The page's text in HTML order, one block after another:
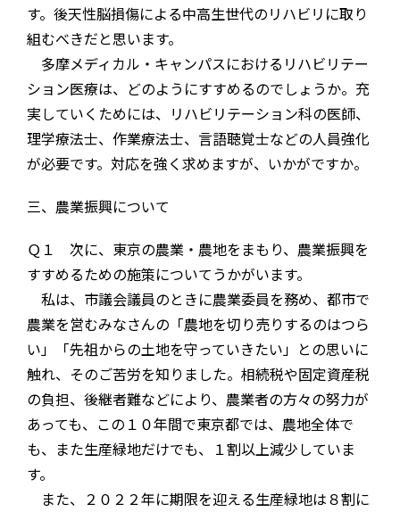
す。後天性脳損傷による中高生世代のリハビリに取り
組むべきだと思います。
多摩メディカル・キャンパスにおけるリハビリテー
ション医療は、どのようにすすめるのでしょうか。充
実していくためには、リハビリテーション科の医師、
理学療法士、作業療法士、言語聴覚士などの人員強化
が必要です。対応を強く求めますが、いかがですか。
三、農業振興について
Ｑ１ 次に、東京の農業・農地をまもり、農業振興を
すすめるための施策についてうかがいます。
私は、市議会議員のときに農業委員を務め、都市で
農業を営むみなさんの「農地を切り売りするのはつら
い」「先祖からの土地を守っていきたい」との思いに
触れ、そのご苦労を知りました。相続税や固定資産税
の負担、後継者難などにより、農業者の方々の努力が
あっても、この１０年間で東京都では、農地全体で
も、また生産緑地だけでも、１割以上減少していま
す。
また、２０２２年に期限を迎える生産緑地は８割に